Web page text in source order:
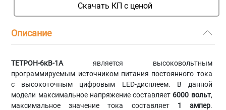
Скачать КП с ценой
Описание
ТЕТРОН-6кВ-1А является высоковольтным
программируемым источником питания постоянного тока
с высокоточным цифровым LED-дисплеем. В данной
модели максимальное напряжение составляет 6000 вольт,
максимальное значение тока составляет1 ампер.